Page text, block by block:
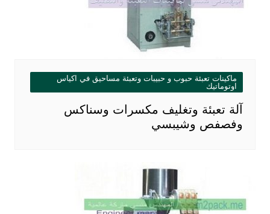
ماكينات تعبئة حبوب و حبيبات وتعبئة مساحيق في اكياس
اوتوماتيك
آلة تعبئة وتغليف مكسرات وسناكس
وفصفص وشيبسي